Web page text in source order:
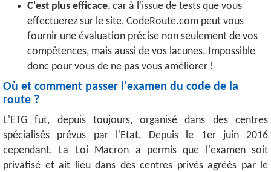
C'est plus efficace, car à l'issue de tests que vous
effectuerez sur le site, CodeRoute.com peut vous
fournir une évaluation précise non seulement de vos
compétences, mais aussi de vos lacunes. Impossible
donc pour vous de ne pas vous améliorer !
Où et comment passer l'examen du code de la
route ?
L'ETG fut, depuis toujours, organisé dans des centres
spécialisés prévus par l'Etat. Depuis le 1er juin 2016
cependant, La Loi Macron a permis que l'examen soit
privatisé et ait lieu dans des centres privés agréés par le